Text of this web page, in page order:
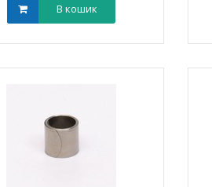
В кошик